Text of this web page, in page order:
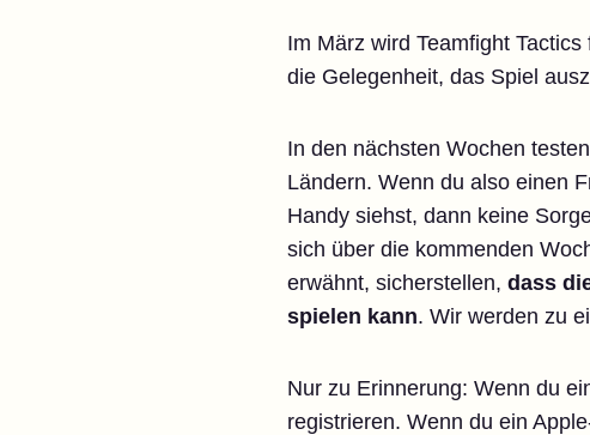
Im März wird Teamfight
die Gelegenheit, das Spiel
In den nächsten Wochen
Ländern. Wenn du also einen
Handy siehst, dann keine
sich über die kommenden
erwähnt, sicherstellen, dass
spielen kann. Wir werden zu
Nur zu Erinnerung: Wenn du
registrieren. Wenn du ein